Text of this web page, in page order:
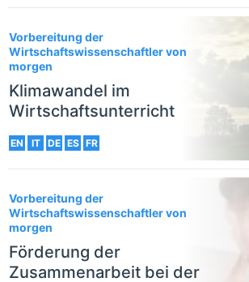
Vorbereitung der
Wirtschaftswissenschaftler von
morgen
Klimawandel im
Wirtschaftsunterricht
EN IT DE ES FR
Vorbereitung der
Wirtschaftswissenschaftler von
morgen
Förderung der
Zusammenarbeit bei der